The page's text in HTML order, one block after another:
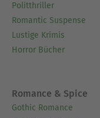
Politthriller
Romantic Suspense
Lustige Krimis
Horror Bücher
Romance & Spice
Gothic Romance